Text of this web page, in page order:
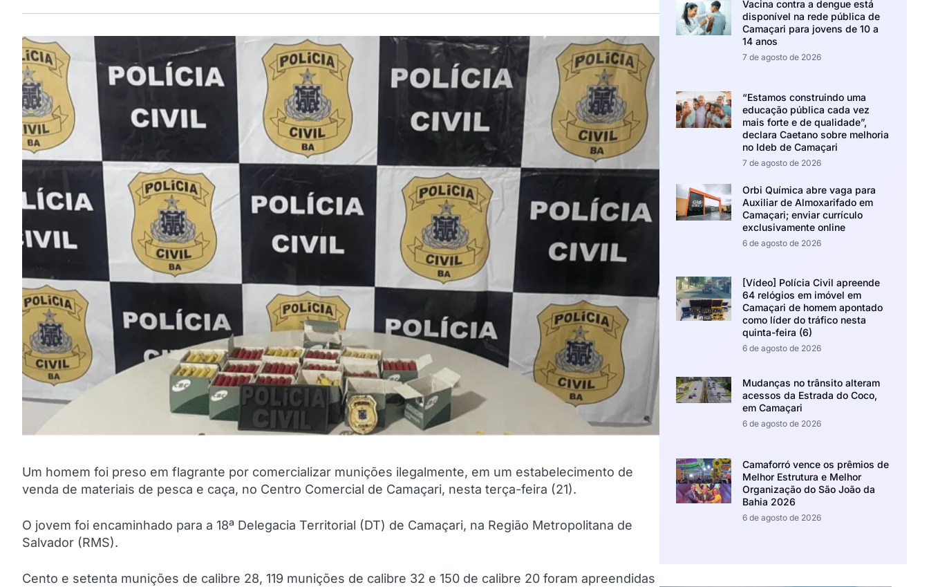
Um homem foi preso em flagrante por comercializar munições ilegalmente, em um estabelecimento de
venda de materiais de pesca e caça, no Centro Comercial de Camaçari, nesta terça-feira (21).
O jovem foi encaminhado para a 18ª Delegacia Territorial (DT) de Camaçari, na Região Metropolitana de
Salvador (RMS).
Cento e setenta munições de calibre 28, 119 munições de calibre 32 e 150 de calibre 20 foram apreendidas
Vacina contra a dengue está
disponível na rede pública de
Camaçari para jovens de 10 a
14 anos
7 de agosto de 2026
“Estamos construindo uma
educação pública cada vez
mais forte e de qualidade”,
declara Caetano sobre melhoria
no Ideb de Camaçari
7 de agosto de 2026
Orbi Química abre vaga para
Auxiliar de Almoxarifado em
Camaçari; enviar currículo
exclusivamente online
6 de agosto de 2026
[Vídeo] Polícia Civil apreende
64 relógios em imóvel em
Camaçari de homem apontado
como líder do tráfico nesta
quinta-feira (6)
6 de agosto de 2026
Mudanças no trânsito alteram
acessos da Estrada do Coco,
em Camaçari
6 de agosto de 2026
Camaforró vence os prêmios de
Melhor Estrutura e Melhor
Organização do São João da
Bahia 2026
6 de agosto de 2026